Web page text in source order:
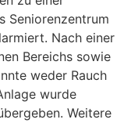
Seniorenzentrum
Nach einer
Bereichs sowie
weder Rauch
wurde
Weitere